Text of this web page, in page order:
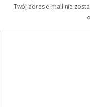
Twój adres e-mail nie